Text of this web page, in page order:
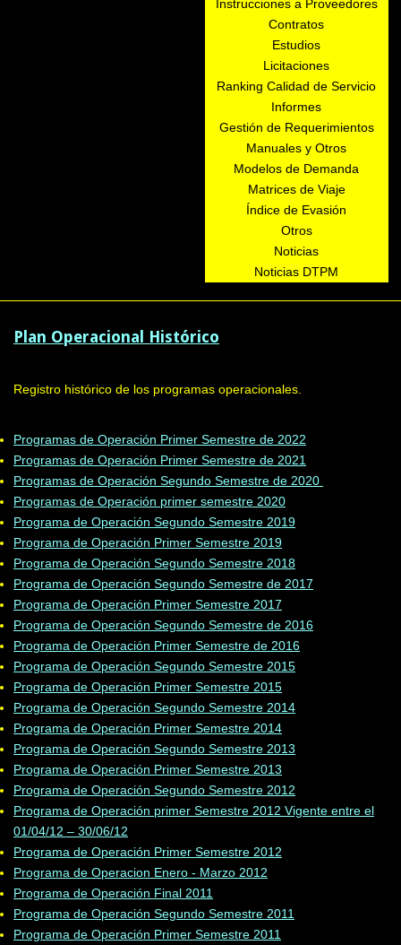
Instrucciones a Proveedores
Contratos
Estudios
Licitaciones
Ranking Calidad de Servicio
Informes
Gestión de Requerimientos
Manuales y Otros
Modelos de Demanda
Matrices de Viaje
Índice de Evasión
Otros
Noticias
Noticias DTPM
Plan Operacional Histórico
Registro histórico de los programas operacionales.
Programas de Operación Primer Semestre de 2022
Programas de Operación Primer Semestre de 2021
Programas de Operación Segundo Semestre de 2020
Programas de Operación primer semestre 2020
Programa de Operación Segundo Semestre 2019
Programa de Operación Primer Semestre 2019
Programa de Operación Segundo Semestre 2018
Programa de Operación Segundo Semestre de 2017
Programa de Operación Primer Semestre 2017
Programa de Operación Segundo Semestre de 2016
Programa de Operación Primer Semestre de 2016
Programa de Operación Segundo Semestre 2015
Programa de Operación Primer Semestre 2015
Programa de Operación Segundo Semestre 2014
Programa de Operación Primer Semestre 2014
Programa de Operación Segundo Semestre 2013
Programa de Operación Primer Semestre 2013
Programa de Operación Segundo Semestre 2012
Programa de Operación primer Semestre 2012 Vigente entre el
01/04/12 – 30/06/12
Programa de Operación Primer Semestre 2012
Programa de Operacion Enero - Marzo 2012
Programa de Operación Final 2011
Programa de Operación Segundo Semestre 2011
Programa de Operación Primer Semestre 2011